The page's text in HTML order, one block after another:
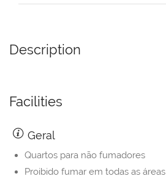
Description
Facilities
Geral
Quartos para não fumadores
Proibido fumar em todas as áreas